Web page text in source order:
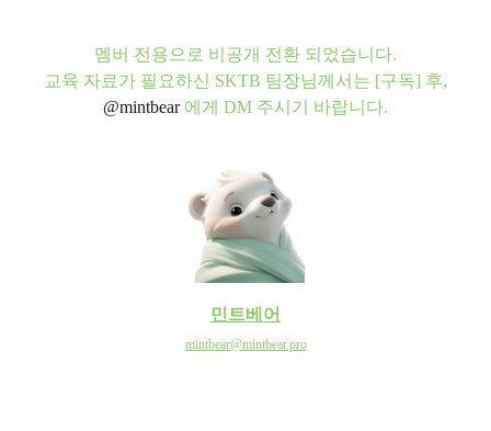
멤버 전용으로 비공개 전환 되었습니다.
교육 자료가 필요하신 SKTB 팀장님께서는 [구독] 후,
@mintbear에게 DM 주시기 바랍니다.
민트베어
mintbear@mintbear.pro